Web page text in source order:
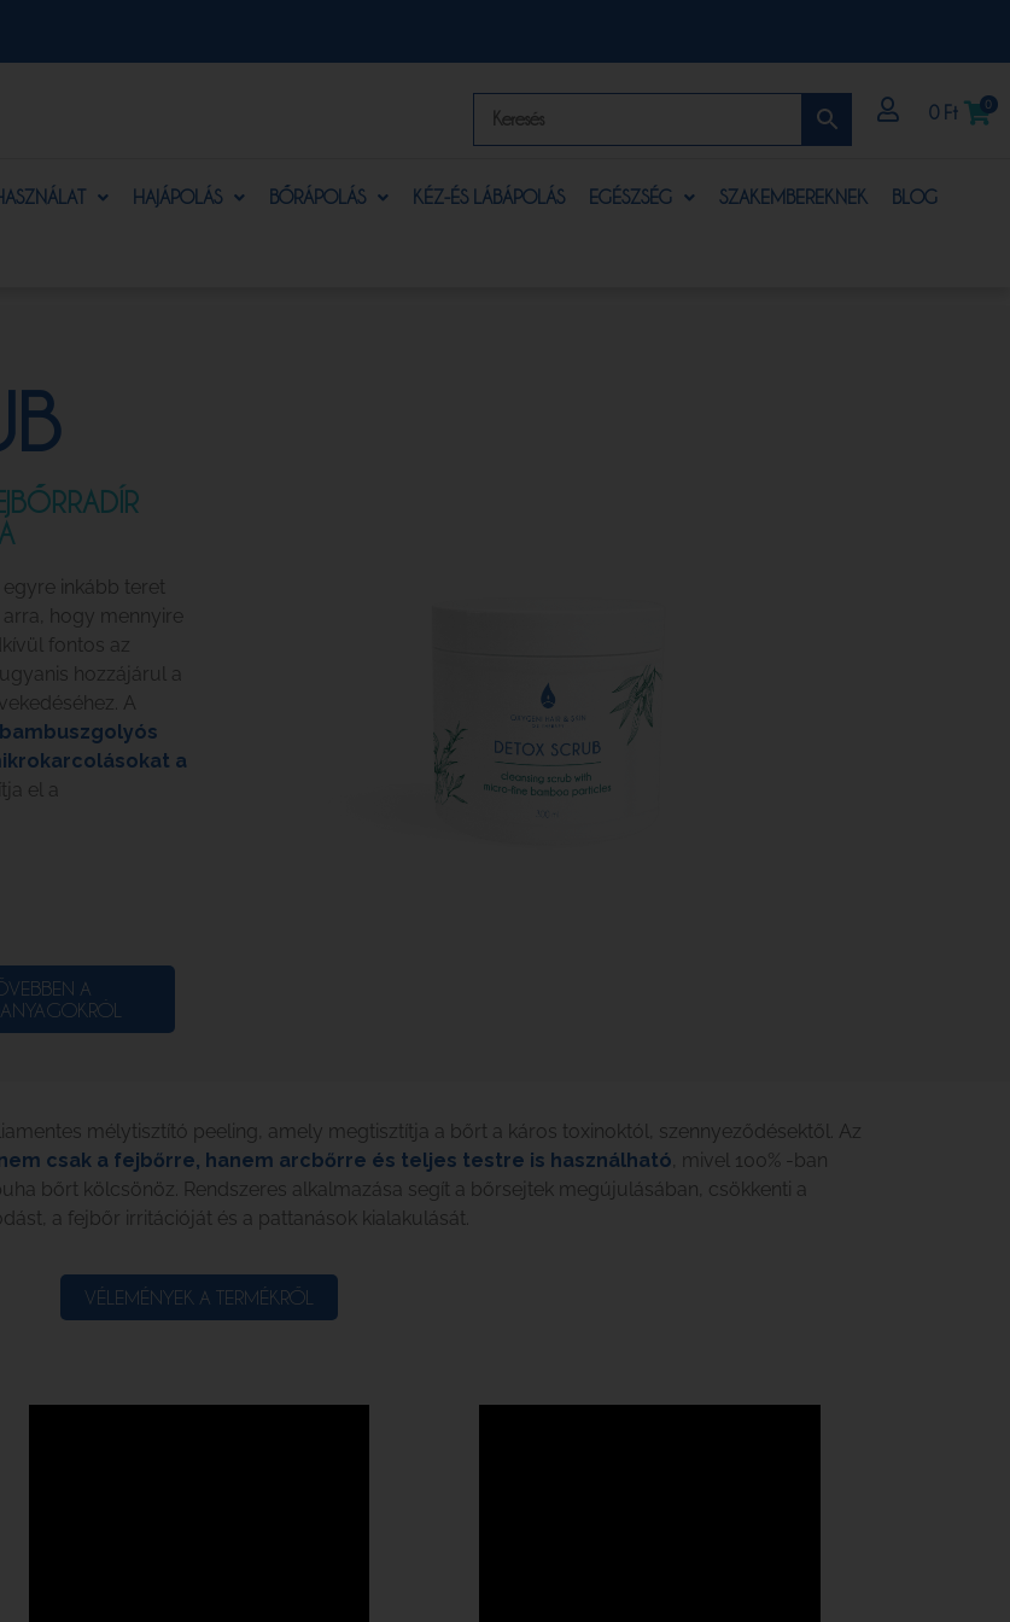
0 Ft 0
HAJÁPOLÁS BŐRÁPOLÁS KÉZ-ÉS LÁBÁPOLÁS EGÉSZSÉG SZAKEMBEREKNEK BLOG
inkább teret
arra, hogy mennyire
fontos az
hozzájárul a
A
bambuszgolyós
a
el a
A
mélytisztító peeling, amely megtisztítja a bőrt a káros toxinoktól, szennyeződésektől. Az
csak a fejbőrre, hanem arcbőrre és teljes testre is használható , mivel 100% -ban
bőrt kölcsönöz. Rendszeres alkalmazása segít a bőrsejtek megújulásában, csökkenti a
a fejbőr irritációját és a pattanások kialakulását.
VÉLEMÉNYEK A TERMÉKRŐL